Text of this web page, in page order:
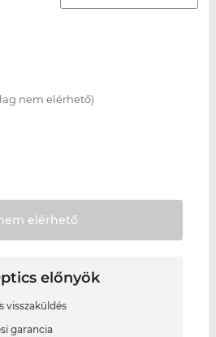
nem elérhető)
elérhető
előnyök
visszaküldés
garancia